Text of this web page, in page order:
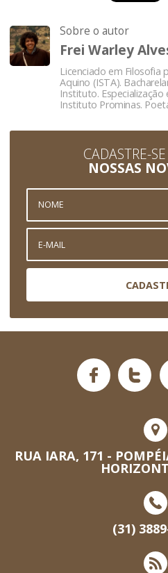
Sobre o autor
Frei Warley
Licenciado em Filosofia
Aquino (ISTA).
Instituto.
Instituto Prominas.
CADASTRE-
NOSSAS
RUA IARA, 171 -
(31)